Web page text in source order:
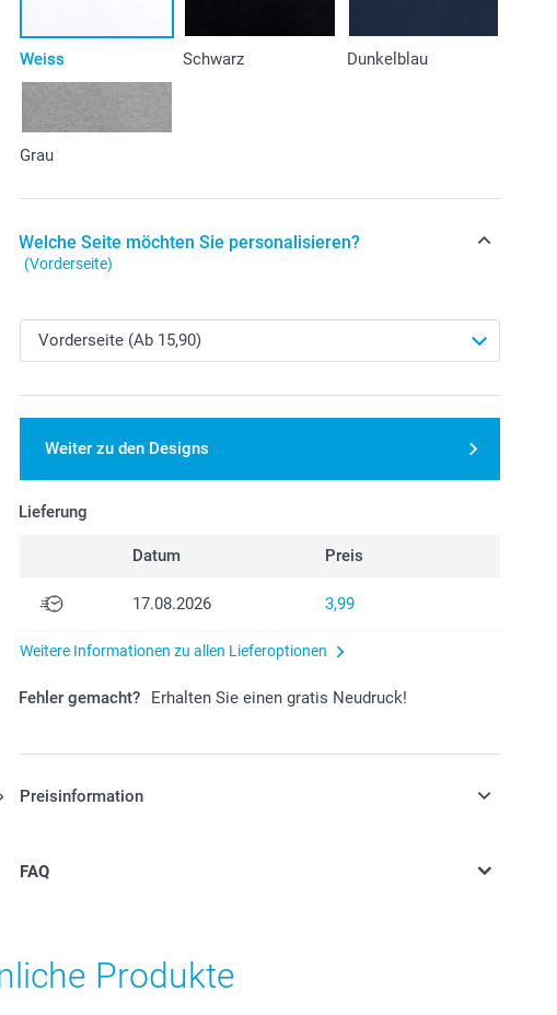
Weiss Schwarz Dunkelblau
Grau
Welche Seite möchten Sie personalisieren?
(Vorderseite)
Weiter zu den Designs
Lieferung
Datum Preis
17.08.2026 3,99
Weitere Informationen zu allen Lieferoptionen
Fehler gemacht? Erhalten Sie einen gratis Neudruck!
Preisinformation
verstehen sich in EURO (€) inkl. MwSt. und zzgl.
FAQ
Produkte